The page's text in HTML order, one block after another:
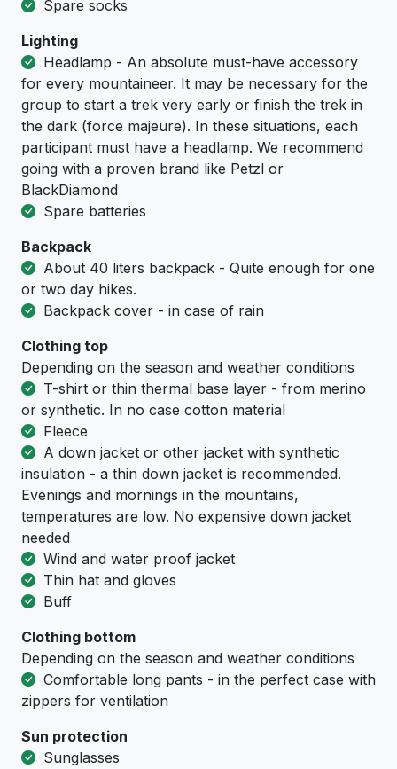
Spare socks
Lighting
Headlamp - An absolute must-have accessory
for every mountaineer. It may be necessary for the
group to start a trek very early or finish the trek in
the dark (force majeure). In these situations, each
participant must have a headlamp. We recommend
going with a proven brand like Petzl or
BlackDiamond
Spare batteries
Backpack
About 40 liters backpack - Quite enough for one
or two day hikes.
Backpack cover - in case of rain
Clothing top
Depending on the season and weather conditions
T-shirt or thin thermal base layer - from merino
or synthetic. In no case cotton material
Fleece
A down jacket or other jacket with synthetic
insulation - a thin down jacket is recommended.
Evenings and mornings in the mountains,
temperatures are low. No expensive down jacket
needed
Wind and water proof jacket
Thin hat and gloves
Buff
Clothing bottom
Depending on the season and weather conditions
Comfortable long pants - in the perfect case with
zippers for ventilation
Sun protection
Sunglasses